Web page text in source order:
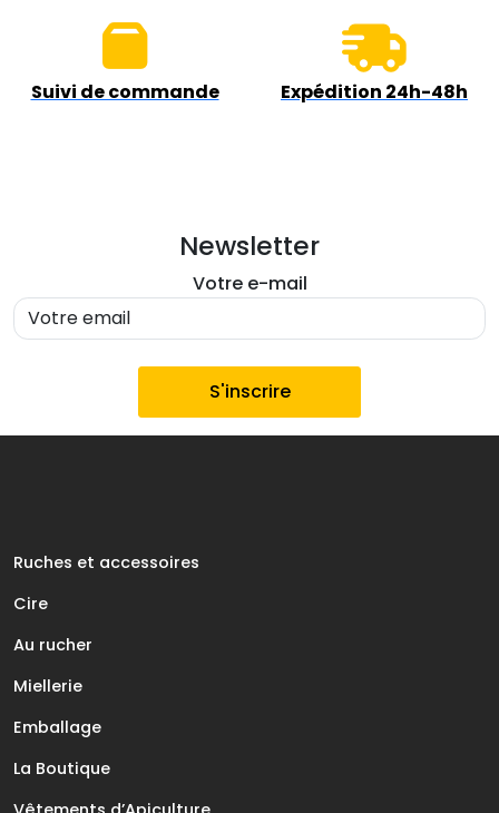
Suivi de commande Expédition 24h-48h
Newsletter
Votre e-mail
Ruches et accessoires
Cire
Au rucher
Miellerie
Emballage
La Boutique